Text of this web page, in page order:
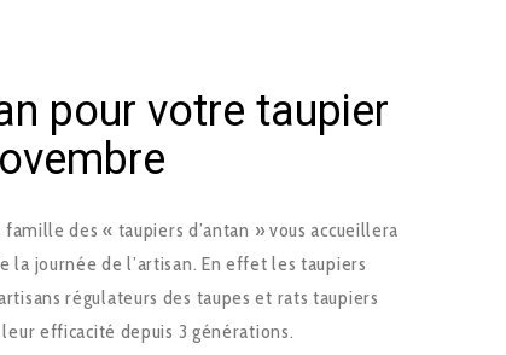
pour votre taupier
des « taupiers d’antan » vous accueillera
la journée de l’artisan. En effet les taupiers
régulateurs des taupes et rats taupiers
efficacité depuis 3 générations.